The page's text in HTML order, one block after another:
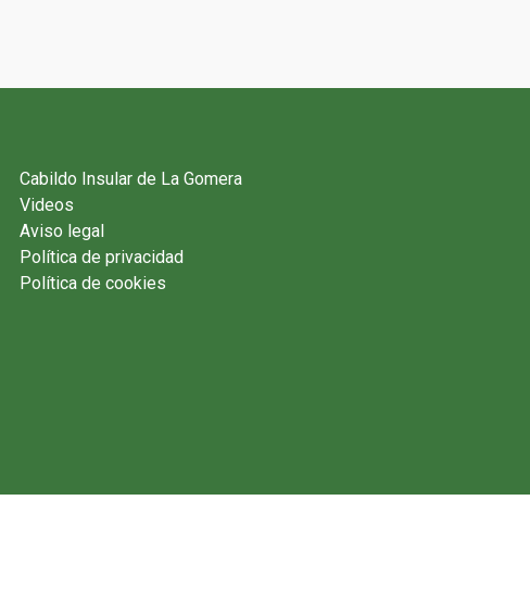
Cabildo Insular de La Gomera
Videos
Aviso legal
Política de privacidad
Política de cookies